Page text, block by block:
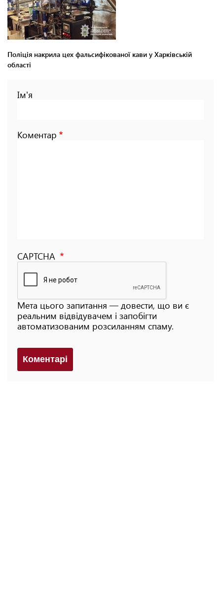
Поліція накрила цех фальсифікованої кави у Харківській
області
Ім'я
Коментар
CAPTCHA
Мета цього запитання — довести, що ви є
реальним відвідувачем і запобігти
автоматизованим розсиланням спаму.
Коментарi